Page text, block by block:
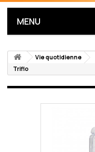
MENU
Vie quotidienne
Triflo